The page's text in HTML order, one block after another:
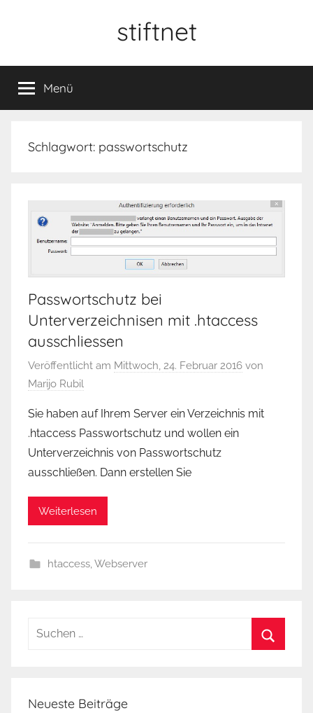
stiftnet
Menü
Schlagwort: passwortschutz
Passwortschutz bei
Unterverzeichnisen mit .htaccess
ausschliessen
Veröffentlicht am Mittwoch, 24. Februar 2016 von
Marijo Rubil
Sie haben auf Ihrem Server ein Verzeichnis mit
.htaccess Passwortschutz und wollen ein
Unterverzeichnis von Passwortschutz
ausschließen. Dann erstellen Sie
Weiterlesen
htaccess,Webserver
Suchen
Neueste Beiträge